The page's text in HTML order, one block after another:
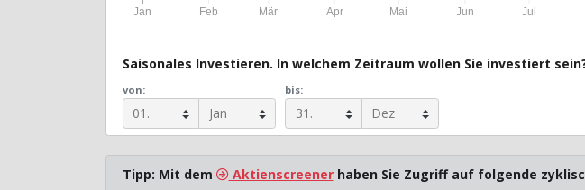
Jan Feb Mär Apr Mai Jun Jul
Saisonales Investieren. In welchem Zeitraum wollen Sie investiert
von: bis:
Tipp: Mit dem Aktienscreenerhaben Sie Zugriff auf folgende